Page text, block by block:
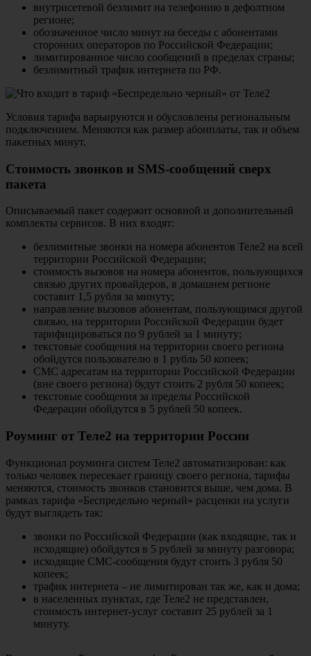
внутрисетевой безлимит на телефонию в дефолтном
регионе;
обозначенное число минут на беседы с абонентами
сторонних операторов по Российской Федерации;
лимитированное число сообщений в пределах страны;
безлимитный трафик интернета по РФ.
Условия тарифа варьируются и обусловлены региональным
подключением. Меняются как размер абонплаты, так и объем
пакетных минут.
Стоимость звонков и SMS-сообщений сверх
пакета
Описываемый пакет содержит основной и дополнительный
комплекты сервисов. В них входят:
безлимитные звонки на номера абонентов Теле2 на всей
территории Российской Федерации;
стоимость вызовов на номера абонентов, пользующихся
связью других провайдеров, в домашнем регионе
составит 1,5 рубля за минуту;
направление вызовов абонентам, пользующимся другой
связью, на территории Российской Федерации будет
тарифицироваться по 9 рублей за 1 минуту;
текстовые сообщения на территории своего региона
обойдутся пользователю в 1 рубль 50 копеек;
СМС адресатам на территории Российской Федерации
(вне своего региона) будут стоить 2 рубля 50 копеек;
текстовые сообщения за пределы Российской
Федерации обойдутся в 5 рублей 50 копеек.
Роуминг от Теле2 на территории России
Функционал роуминга систем Теле2 автоматизирован: как
только человек пересекает границу своего региона, тарифы
меняются, стоимость звонков становится выше, чем дома. В
рамках тарифа «Беспредельно черный» расценки на услуги
будут выглядеть так:
звонки по Российской Федерации (как входящие, так и
исходящие) обойдутся в 5 рублей за минуту разговора;
исходящие СМС-сообщения будут стоить 3 рубля 50
копеек;
трафик интернета – не лимитирован так же, как и дома;
в населенных пунктах, где Теле2 не представлен,
стоимость интернет-услуг составит 25 рублей за 1
минуту.